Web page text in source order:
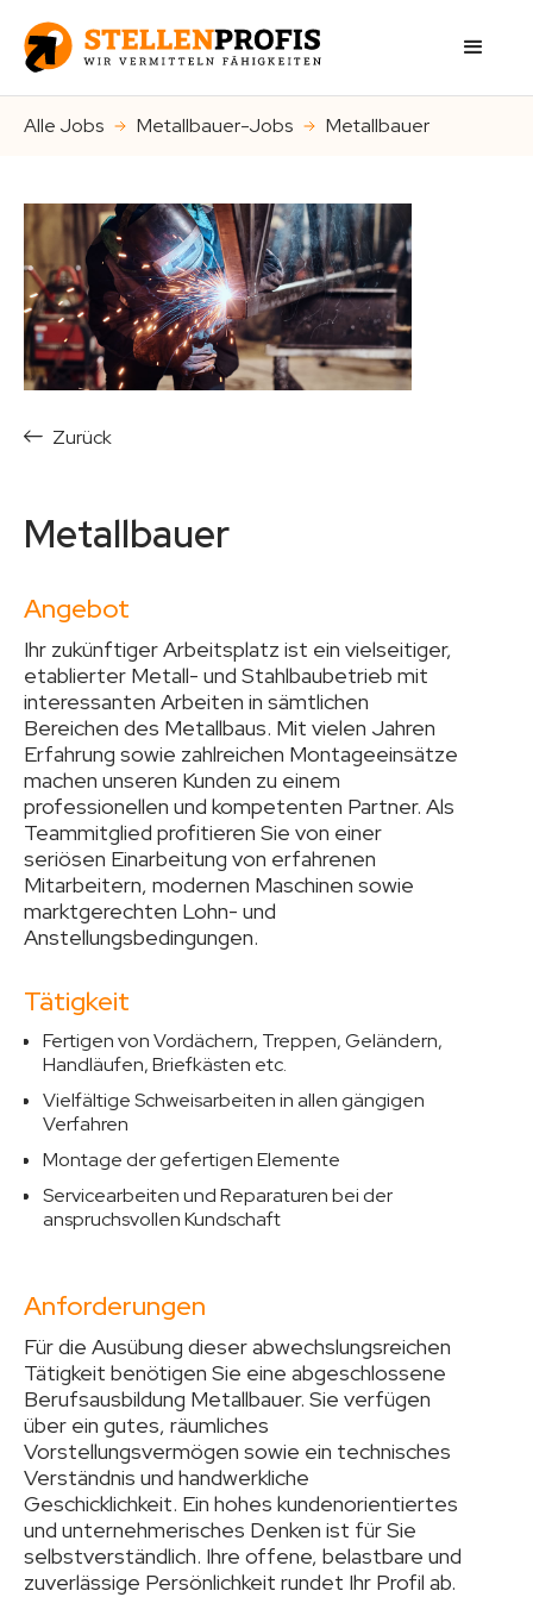
Alle Jobs Metallbauer-Jobs Metallbauer
Zurück
Metallbauer
Angebot
Ihr zukünftiger Arbeitsplatz ist ein vielseitiger,
etablierter Metall- und Stahlbaubetrieb mit
interessanten Arbeiten in sämtlichen
Bereichen des Metallbaus. Mit vielen Jahren
Erfahrung sowie zahlreichen Montageeinsätze
machen unseren Kunden zu einem
professionellen und kompetenten Partner. Als
Teammitglied profitieren Sie von einer
seriösen Einarbeitung von erfahrenen
Mitarbeitern, modernen Maschinen sowie
marktgerechten Lohn- und
Anstellungsbedingungen.
Tätigkeit
Fertigen von Vordächern, Treppen, Geländern,
Handläufen, Briefkästen etc.
Vielfältige Schweisarbeiten in allen gängigen
Verfahren
Montage der gefertigen Elemente
Servicearbeiten und Reparaturen bei der
anspruchsvollen Kundschaft
Anforderungen
Für die Ausübung dieser abwechslungsreichen
Tätigkeit benötigen Sie eine abgeschlossene
Berufsausbildung Metallbauer. Sie verfügen
über ein gutes, räumliches
Vorstellungsvermögen sowie ein technisches
Verständnis und handwerkliche
Geschicklichkeit. Ein hohes kundenorientiertes
und unternehmerisches Denken ist für Sie
selbstverständlich. Ihre offene, belastbare und
zuverlässige Persönlichkeit rundet Ihr Profil ab.